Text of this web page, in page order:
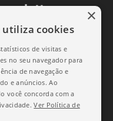
e
no seu e-mail.
utiliza cookies
de visitas e
no seu navegador para
de navegação e
e anúncios. Ao
você concorda com a
Ver Política de
×